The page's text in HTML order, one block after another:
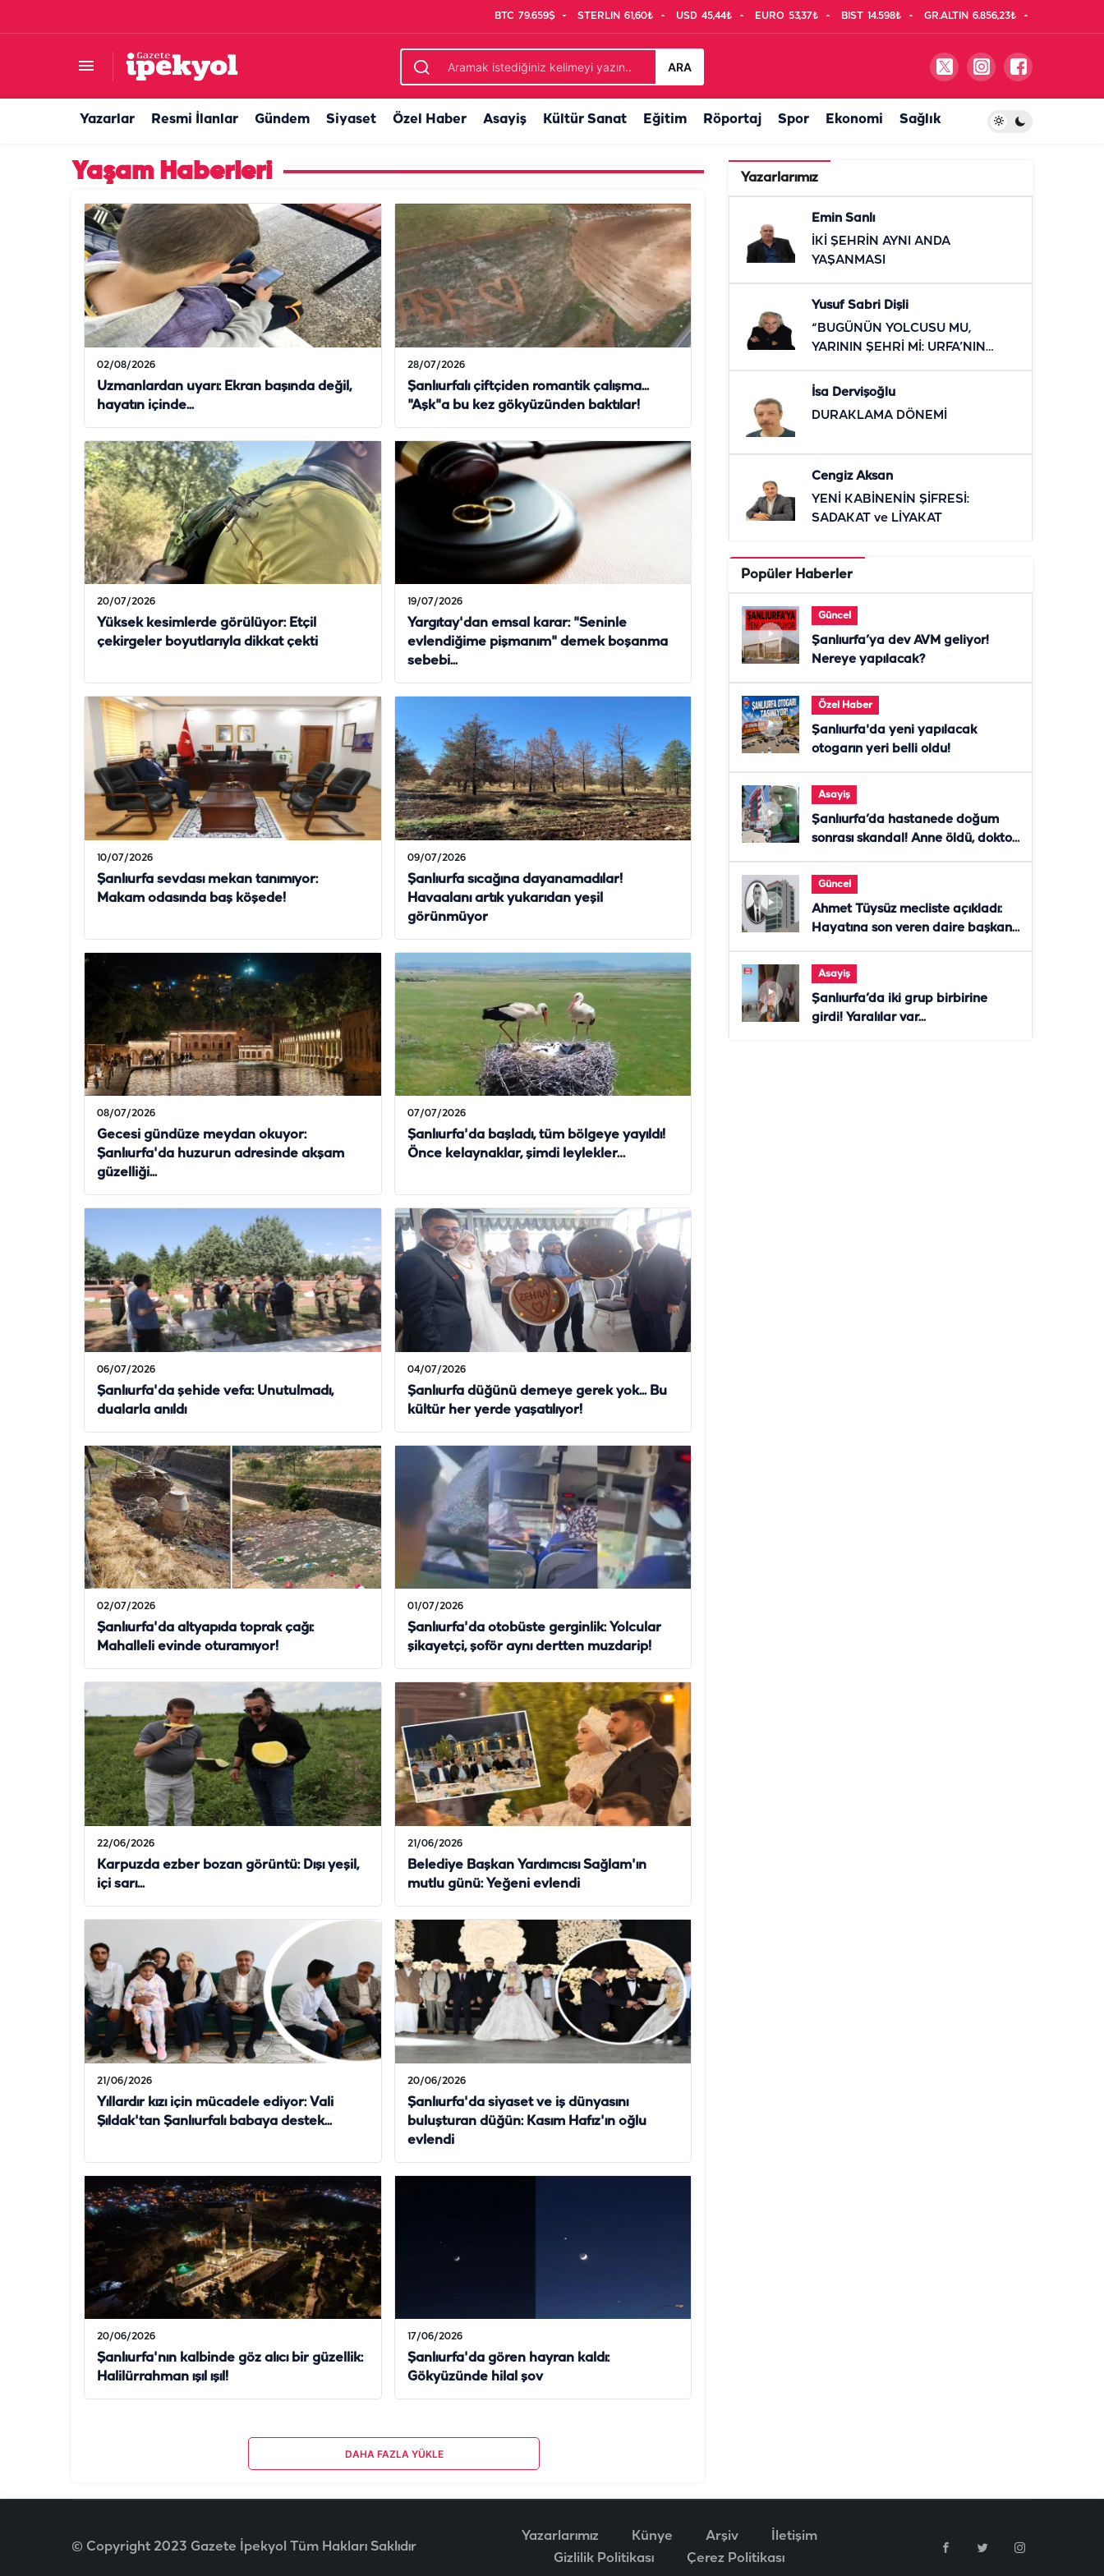
BTC 79.659$ STERLIN 61,60₺ USD 45,44₺ EURO 53,37₺ BIST 14.598₺ GR.ALTIN 6.856,23₺
ARA
Yazarlar Resmi İlanlar Gündem Siyaset Özel Haber Asayiş Kültür Sanat Eğitim Röportaj Spor Ekonomi Sağlık
Yaşam Haberleri
02/08/2026
Uzmanlardan uyarı: Ekran başında değil,
hayatın içinde...
28/07/2026
Şanlıurfalı çiftçiden romantik çalışma...
"Aşk"a bu kez gökyüzünden baktılar!
20/07/2026
Yüksek kesimlerde görülüyor: Etçil
çekirgeler boyutlarıyla dikkat çekti
19/07/2026
Yargıtay'dan emsal karar: "Seninle
evlendiğime pişmanım" demek boşanma
sebebi...
10/07/2026
Şanlıurfa sevdası mekan tanımıyor:
Makam odasında baş köşede!
09/07/2026
Şanlıurfa sıcağına dayanamadılar!
Havaalanı artık yukarıdan yeşil
görünmüyor
08/07/2026
Gecesi gündüze meydan okuyor:
Şanlıurfa'da huzurun adresinde akşam
güzelliği...
07/07/2026
Şanlıurfa'da başladı, tüm bölgeye yayıldı!
Önce kelaynaklar, şimdi leylekler…
06/07/2026
Şanlıurfa'da şehide vefa: Unutulmadı,
dualarla anıldı
04/07/2026
Şanlıurfa düğünü demeye gerek yok... Bu
kültür her yerde yaşatılıyor!
02/07/2026
Şanlıurfa'da altyapıda toprak çağı:
Mahalleli evinde oturamıyor!
01/07/2026
Şanlıurfa'da otobüste gerginlik: Yolcular
şikayetçi, şoför aynı dertten muzdarip!
22/06/2026
Karpuzda ezber bozan görüntü: Dışı yeşil,
içi sarı...
21/06/2026
Belediye Başkan Yardımcısı Sağlam'ın
mutlu günü: Yeğeni evlendi
21/06/2026
Yıllardır kızı için mücadele ediyor: Vali
Şıldak'tan Şanlıurfalı babaya destek...
20/06/2026
Şanlıurfa'da siyaset ve iş dünyasını
buluşturan düğün: Kasım Hafız'ın oğlu
evlendi
20/06/2026
Şanlıurfa'nın kalbinde göz alıcı bir güzellik:
Halilürrahman ışıl ışıl!
17/06/2026
Şanlıurfa'da gören hayran kaldı:
Gökyüzünde hilal şov
DAHA FAZLA YÜKLE
Yazarlarımız
Emin Sanlı
İKİ ŞEHRİN AYNI ANDA
YAŞANMASI
Yusuf Sabri Dişli
“BUGÜNÜN YOLCUSU MU,
YARININ ŞEHRİ Mİ: URFA’NIN
İsa Dervişoğlu
DURAKLAMA DÖNEMİ
Cengiz Aksan
YENİ KABİNENİN ŞİFRESİ:
SADAKAT ve LİYAKAT
Popüler Haberler
Güncel
Şanlıurfa’ya dev AVM geliyor!
Nereye yapılacak?
Özel Haber
Şanlıurfa'da yeni yapılacak
otogarın yeri belli oldu!
Asayiş
Şanlıurfa’da hastanede doğum
sonrası skandal! Anne öldü, doktor
Güncel
Ahmet Tüysüz mecliste açıkladı:
Hayatına son veren daire başkanı
bıraktı
Asayiş
Şanlıurfa’da iki grup birbirine
girdi! Yaralılar var...
© Copyright 2023 Gazete İpekyol Tüm Hakları Saklıdır
Yazarlarımız Künye Arşiv
İletişim
Gizlilik Politikası
Çerez Politikası